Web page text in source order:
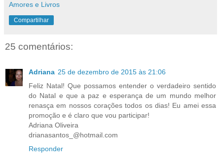
Amores e Livros
Compartilhar
25 comentários:
Adriana 25 de dezembro de 2015 às 21:06
Feliz Natal! Que possamos entender o verdadeiro sentido
do Natal e que a paz e esperança de um mundo melhor
renasça em nossos corações todos os dias! Eu amei essa
promoção e é claro que vou participar!
Adriana Oliveira
drianasantos_@hotmail.com
Responder